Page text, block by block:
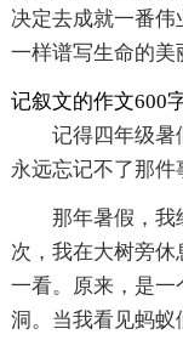
决定去成就一番
一样谱写生命的美
记叙文的作文600
记得四年级暑
永远忘记不了那件
那年暑假，我
次，我在大树旁
一看。原来，是一
洞。当我看见蚂